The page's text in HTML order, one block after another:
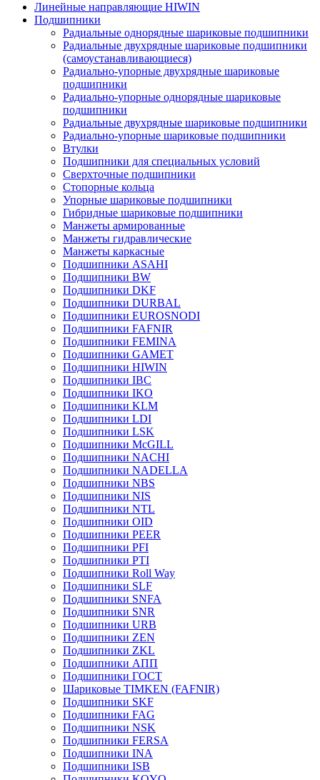
Линейные направляющие HIWIN
Подшипники
Радиальные однорядные шариковые подшипники
Радиальные двухрядные шариковые подшипники
(самоустанавливающиеся)
Радиально-упорные двухрядные шариковые
подшипники
Радиально-упорные однорядные шариковые
подшипники
Радиальные двухрядные шариковые подшипники
Радиально-упорные шариковые подшипники
Втулки
Подшипники для специальных условий
Сверхточные подшипники
Стопорные кольца
Упорные шариковые подшипники
Гибридные шариковые подшипники
Манжеты армированные
Манжеты гидравлические
Манжеты каркасные
Подшипники ASAHI
Подшипники BW
Подшипники DKF
Подшипники DURBAL
Подшипники EUROSNODI
Подшипники FAFNIR
Подшипники FEMINA
Подшипники GAMET
Подшипники HIWIN
Подшипники IBC
Подшипники IKO
Подшипники KLM
Подшипники LDI
Подшипники LSK
Подшипники McGILL
Подшипники NACHI
Подшипники NADELLA
Подшипники NBS
Подшипники NIS
Подшипники NTL
Подшипники OID
Подшипники PEER
Подшипники PFI
Подшипники PTI
Подшипники Roll Way
Подшипники SLF
Подшипники SNFA
Подшипники SNR
Подшипники URB
Подшипники ZEN
Подшипники ZKL
Подшипники АПП
Подшипники ГОСТ
Шариковые ТІMKEN (FAFNIR)
Подшипники SKF
Подшипники FAG
Подшипники NSK
Подшипники FERSA
Подшипники INA
Подшипники ISB